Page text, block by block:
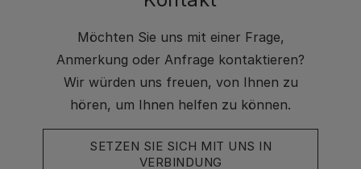
Möchten Sie uns mit einer Frage,
Anmerkung oder Anfrage kontaktieren?
Wir würden uns freuen, von Ihnen zu
hören, um Ihnen helfen zu können.
SETZEN SIE SICH MIT UNS IN
VERBINDUNG